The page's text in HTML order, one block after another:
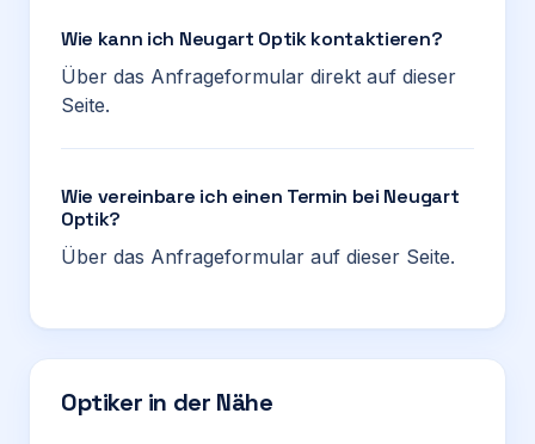
Wie kann ich Neugart Optik kontaktieren?
Über das Anfrageformular direkt auf dieser
Seite.
Wie vereinbare ich einen Termin bei Neugart
Optik?
Über das Anfrageformular auf dieser Seite.
Optiker in der Nähe